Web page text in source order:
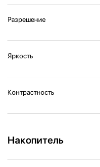
Разрешение
Яркость
Контрастность
Накопитель